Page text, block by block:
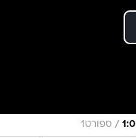
/ ספורט1